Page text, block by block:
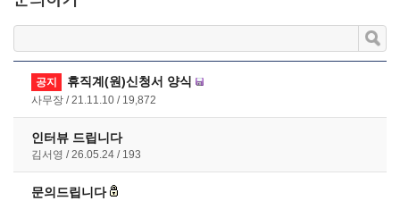
공지 휴직계(원)신청서 양식
사무장 21.11.10 19,872
인터뷰 드립니다
김서영 26.05.24 193
문의드립니다